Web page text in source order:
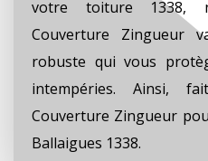
votre toiture 1338,
Couverture Zingueur
robuste qui vous
intempéries. Ainsi,
Couverture Zingueur
Ballaigues 1338.